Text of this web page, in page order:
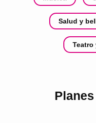
Salud y
Teatro